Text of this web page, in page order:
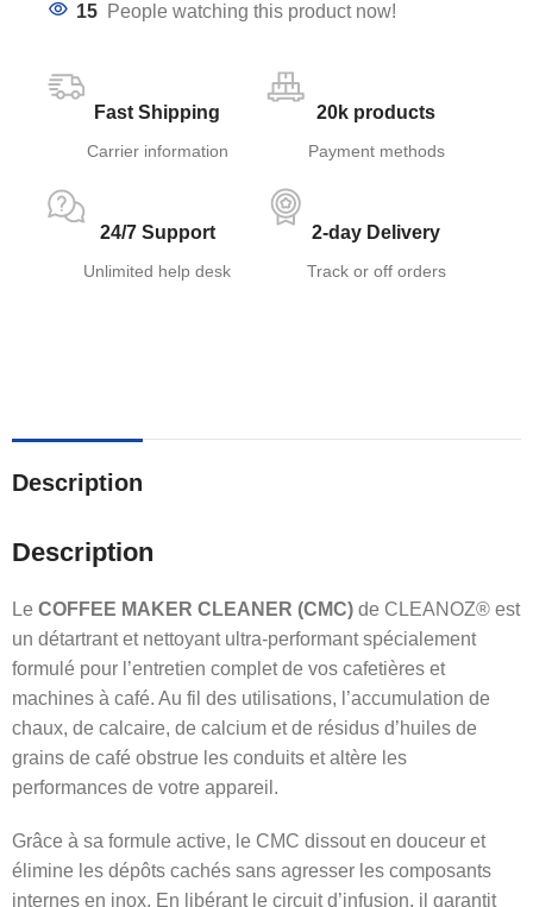
15 People watching this product now!
Fast Shipping
Carrier information
20k products
Payment methods
24/7 Support
Unlimited help desk
2-day Delivery
Track or off orders
Description
Description
Le COFFEE MAKER CLEANER (CMC) de CLEANOZ® est
un détartrant et nettoyant ultra-performant spécialement
formulé pour l’entretien complet de vos cafetières et
machines à café. Au fil des utilisations, l’accumulation de
chaux, de calcaire, de calcium et de résidus d’huiles de
grains de café obstrue les conduits et altère les
performances de votre appareil.
Grâce à sa formule active, le CMC dissout en douceur et
élimine les dépôts cachés sans agresser les composants
internes en inox. En libérant le circuit d’infusion, il garantit